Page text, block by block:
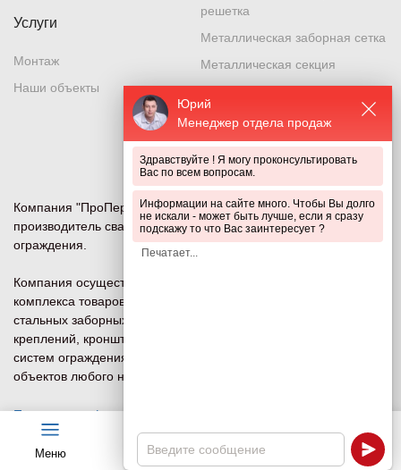
Меню Каталог Калькулятор Чат
Юрий
Менеджер отдела продаж
Здравствуйте ! Я могу проконсультировать
Вас по всем вопросам.
Информации на сайте много. Чтобы Вы долго
не искали - может быть лучше, если я сразу
подскажу то что Вас заинтересует ?
Компания "ПроПериметр" — ведущий российский
производитель сварных сетчатых 3D и 2D панелей
ограждения.
Компания осуществляет изготовление и продажу всего
комплекса товаров для систем ограждений под ключ:
стальных заборных сеток, ворот, калиток, столбов (опор),
креплений, кронштейнов (наверший) и других компонентов
систем ограждения и безопасности периметра для
объектов любого назначения.
Политика конфиденциальности
Карта сайта
решетка
Металлическая заборная сетка
Металлическая секция
Металлическое ограждение
Система ограждений
Услуги
Монтаж
Наши объекты